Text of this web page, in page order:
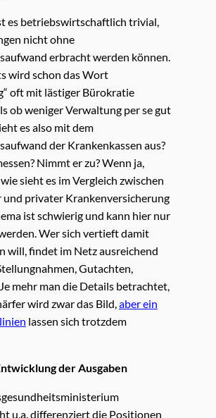
es betriebswirtschaftlich trivial,
nicht ohne
erbracht werden können.
wird schon das Wort
oft mit lästiger Bürokratie
ob weniger Verwaltung per se gut
es also mit dem
der Krankenkassen aus?
Nimmt er zu? Wenn ja,
sieht es im Vergleich zwischen
und privater Krankenversicherung
ist schwierig und kann hier nur
Wer sich vertieft damit
will, findet im Netz ausreichend
Gutachten,
mehr man die Details betrachtet,
wird zwar das Bild, aber ein
lassen sich trotzdem
der Ausgaben
u.a. differenziert die Positionen